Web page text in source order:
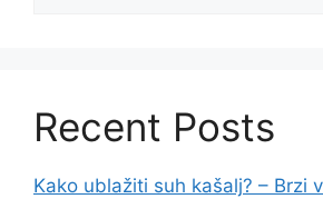
Recent Posts
Kako ublažiti suh kašalj? – Brzi